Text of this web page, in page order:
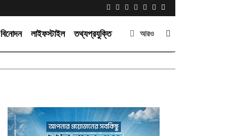
বিনোদন লাইফস্টাইল তথ্যপ্রযুক্তি আরও